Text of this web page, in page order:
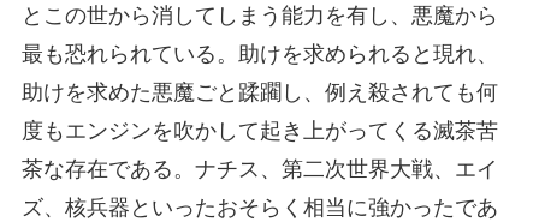
とこの世から消してしまう能力を有し、悪魔から
最も恐れられている。助けを求められると現れ、
助けを求めた悪魔ごと蹂躙し、例え殺されても何
度もエンジンを吹かして起き上がってくる滅茶苦
茶な存在である。ナチス、第二次世界大戦、エイ
ズ、核兵器といったおそらく相当に強かったであ